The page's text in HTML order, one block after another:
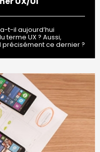
t-il aujourd’hui
terme UX ? Aussi,
ce dernier ?